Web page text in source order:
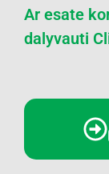
Ar esate
dalyvauti